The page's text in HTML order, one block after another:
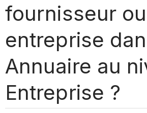
fournisseur ou
entreprise
Annuaire au
Entreprise ?